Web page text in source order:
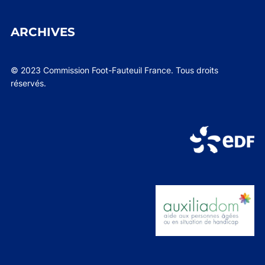
ARCHIVES
© 2023 Commission Foot-Fauteuil France. Tous droits
réservés.